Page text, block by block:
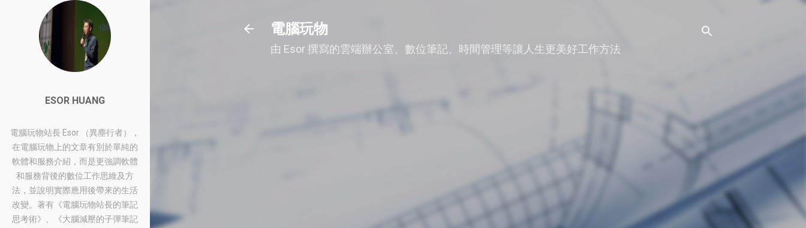
電腦玩物
由 Esor 撰寫的雲端辦公室、數位筆記、時間管理等讓人生更美好工作方法
ESOR HUANG
電腦玩物站長 Esor （異塵行者），
在電腦玩物上的文章有別於單純的
軟體和服務介紹，而是更強調軟體
和服務背後的數位工作思維及方
法，並說明實際應用後帶來的生活
改變。著有《電腦玩物站長的筆記
思考術》、《大腦減壓的子彈筆記